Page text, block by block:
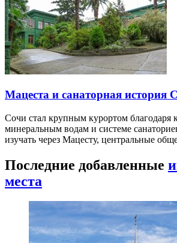
Мацеста и санаторная история
Сочи стал крупным курортом благодаря
минеральным водам и системе
изучать через Мацесту, центральные
Последние добавленные
места